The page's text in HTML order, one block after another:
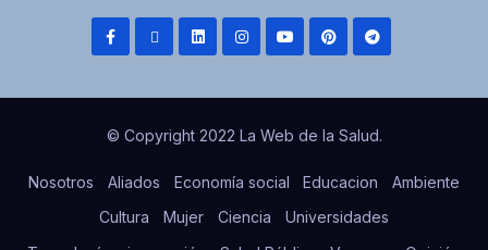
© Copyright 2022 La Web de la Salud.
Nosotros Aliados Economía social Educacion
Ambiente
Cultura
Mujer Ciencia
Universidades